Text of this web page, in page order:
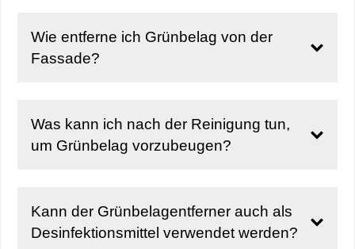
Wie entferne ich Grünbelag von der
Fassade?
Was kann ich nach der Reinigung tun,
um Grünbelag vorzubeugen?
Kann der Grünbelagentferner auch als
Desinfektionsmittel verwendet werden?